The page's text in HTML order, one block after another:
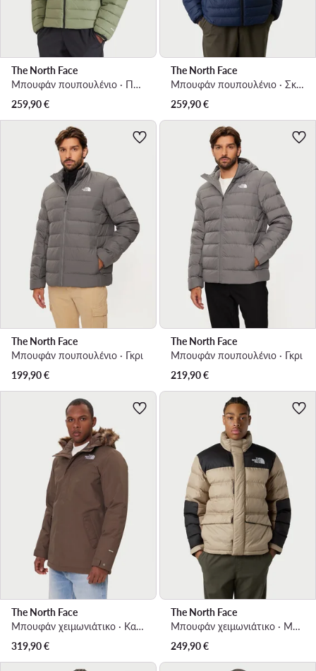
The North Face
Μπουφάν πουπουλένιο · Πράσινο
259,90€
The North Face
Μπουφάν πουπουλένιο · Σκούρο μπλε
259,90€
The North Face
Μπουφάν πουπουλένιο · Γκρι
199,90€
The North Face
Μπουφάν πουπουλένιο · Γκρι
219,90€
The North Face
Μπουφάν χειμωνιάτικο · Καφέ
319,90€
The North Face
Μπουφάν χειμωνιάτικο · Μπεζ
249,90€